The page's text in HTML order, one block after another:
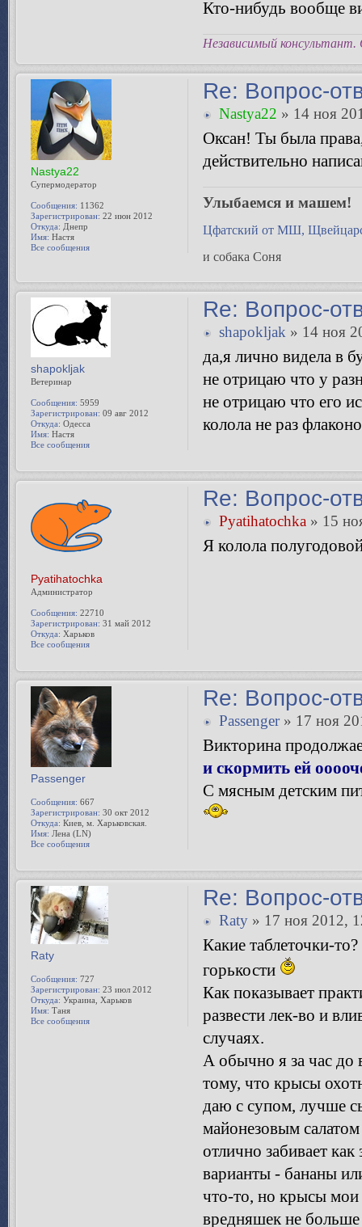
Кто-нибудь вообще
Независимый
Re: Вопрос-
Nastya22 » 14 ноя
Оксан! Ты была
действительно
Улыбаемся и машем!
Цфатский от МШ,
и собака Соня
Nastya22
Супермодератор
Сообщения: 11362
Зарегистрирован: 22 июн 2012
Откуда: Днепр
Имя: Настя
Все сообщения
Re: Вопрос-
shapokljak » 14 ноя
да,я лично видела в
не отрицаю что у
не отрицаю что его
колола не раз
shapokljak
Ветеринар
Сообщения: 5959
Зарегистрирован: 09 авг 2012
Откуда: Одесса
Имя: Настя
Все сообщения
Re: Вопрос-
Pyatihatochka » 15
Я колола
Pyatihatochka
Администратор
Сообщения: 22710
Зарегистрирован: 31 май 2012
Откуда: Харьков
Все сообщения
Re: Вопрос-
Passenger» 17 ноя
Викторина
и скормить ей
С мясным детским
Passenger
Сообщения: 667
Зарегистрирован: 30 окт 2012
Откуда: Киев, м. Харьковская.
Имя: Лена (LN)
Все сообщения
Re: Вопрос-
Raty» 17 ноя 2012,
Какие таблеточки-
горькости
Как показывает
развести лек-во и
случаях.
А обычно я за час до
тому, что крысы
даю с супом, лучше
майонезовым
отлично забивает
варианты - бананы
что-то, но крысы мои
вредняшек не
Raty
Сообщения: 727
Зарегистрирован: 23 июл 2012
Откуда: Украина, Харьков
Имя: Таня
Все сообщения